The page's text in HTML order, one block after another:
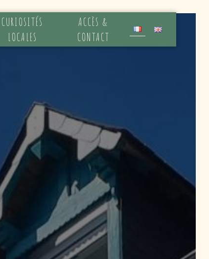
CURIOSITÉS
LOCALES
ACCÈS &
CONTACT